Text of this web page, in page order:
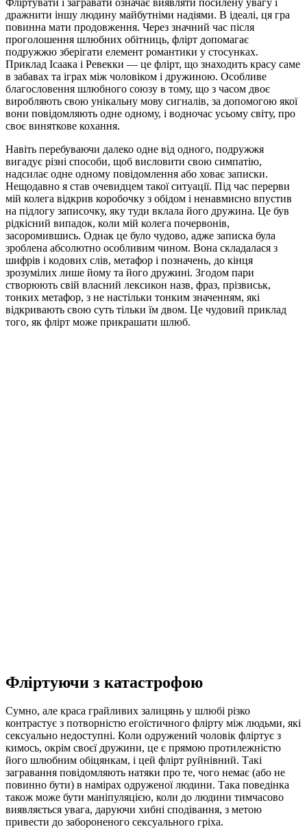
дражнити іншу людину майбутніми надіями. В ідеалі, ця гра
повинна мати продовження. Через значний час після
проголошення шлюбних обітниць, флірт допомагає
подружжю зберігати елемент романтики у стосунках.
Приклад Ісаака і Ревекки — це флірт, що знаходить красу саме
в забавах та іграх між чоловіком і дружиною. Особливе
благословення шлюбного союзу в тому, що з часом двоє
виробляють свою унікальну мову сигналів, за допомогою якої
вони повідомляють одне одному, і водночас усьому світу, про
своє виняткове кохання.
Навіть перебуваючи далеко одне від одного, подружжя
вигадує різні способи, щоб висловити свою симпатію,
надсилає одне одному повідомлення або ховає записки.
Нещодавно я став очевидцем такої ситуації. Під час перерви
мій колега відкрив коробочку з обідом і ненавмисно впустив
на підлогу записочку, яку туди вклала його дружина. Це був
рідкісний випадок, коли мій колега почервонів,
засоромившись. Однак це було чудово, адже записка була
зроблена абсолютно особливим чином. Вона складалася з
шифрів і кодових слів, метафор і позначень, до кінця
зрозумілих лише йому та його дружині. Згодом пари
створюють свій власний лексикон назв, фраз, прізвиськ,
тонких метафор, з не настільки тонким значенням, які
відкривають свою суть тільки їм двом. Це чудовий приклад
того, як флірт може прикрашати шлюб.
Фліртуючи з катастрофою
Сумно, але краса грайливих залицянь у шлюбі різко
контрастує з потворністю егоїстичного флірту між людьми, які
сексуально недоступні. Коли одружений чоловік фліртує з
кимось, окрім своєї дружини, це є прямою протилежністю
його шлюбним обіцянкам, і цей флірт руйнівний. Такі
загравання повідомляють натяки про те, чого немає (або не
повинно бути) в намірах одруженої людини. Така поведінка
також може бути маніпуляцією, коли до людини тимчасово
виявляється увага, даруючи хибні сподівання, з метою
привести до забороненого сексуального гріха.